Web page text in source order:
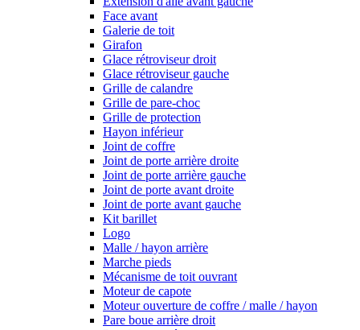
Face avant
Galerie de toit
Girafon
Glace rétroviseur droit
Glace rétroviseur gauche
Grille de calandre
Grille de pare-choc
Grille de protection
Hayon inférieur
Joint de coffre
Joint de porte arrière droite
Joint de porte arrière gauche
Joint de porte avant droite
Joint de porte avant gauche
Kit barillet
Logo
Malle / hayon arrière
Marche pieds
Mécanisme de toit ouvrant
Moteur de capote
Moteur ouverture de coffre / malle / hayon
Pare boue arrière droit